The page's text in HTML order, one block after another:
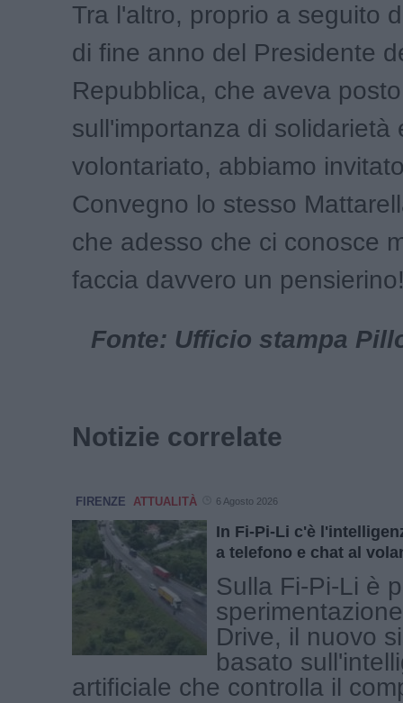
Tra l'altro, proprio a seguito
di fine anno del Presidente
Repubblica, che aveva
sull'importanza di solidarietà
volontariato, abbiamo
Convegno lo stesso
che adesso che ci conosce
faccia davvero un
Fonte: Ufficio stampa
Notizie correlate
FIRENZE ATTUALITÀ 6 Agosto 2026
In Fi-Pi-Li c'è
a telefono e chat al
Sulla Fi-Pi-Li è
Drive, il nuovo
basato
artificiale che controlla il